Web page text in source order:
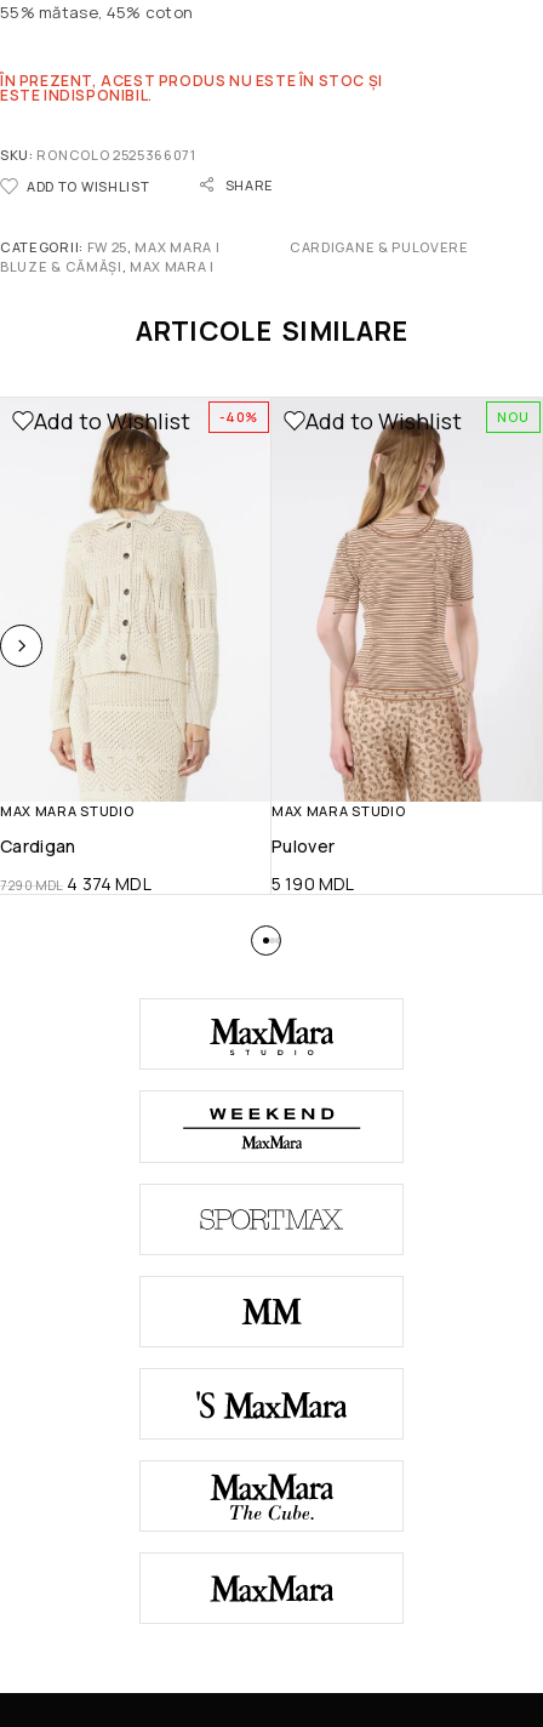
55% mătase, 45% coton
ÎN PREZENT, ACEST PRODUS NU ESTE ÎN STOC ȘI
ESTE INDISPONIBIL.
SKU: RONCOLO 2525366071
ADD TO WISHLIST
SHARE
CATEGORII: FW 25, MAX MARA |
BLUZE & CĂMĂȘI , MAX MARA |
CARDIGANE & PULOVERE
ARTICOLE SIMILARE
-40%
Add to Wishlist
MAX MARA STUDIO
Cardigan
7 290MDL 4 374MDL
NOU
Add to Wishlist
MAX MARA STUDIO
Pulover
5 190 MDL